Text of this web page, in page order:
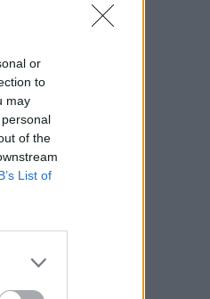
or
to
may
of the
List of